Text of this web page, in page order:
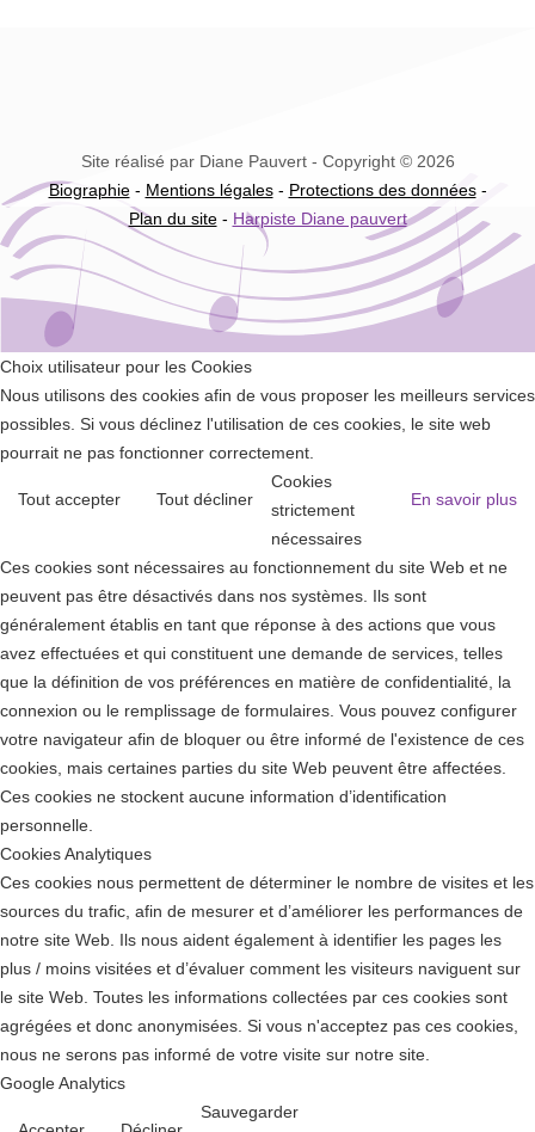
Site réalisé par Diane Pauvert - Copyright © 2026
Biographie- Mentions légales- Protections des données-
Plan du site- Harpiste Diane pauvert
Choix utilisateur pour les Cookies
Nous utilisons des cookies afin de vous proposer les meilleurs services
possibles. Si vous déclinez l'utilisation de ces cookies, le site web
pourrait ne pas fonctionner correctement.
Tout accepter Tout décliner En savoir plus
Cookies
strictement
nécessaires
Ces cookies sont nécessaires au fonctionnement du site Web et ne
peuvent pas être désactivés dans nos systèmes. Ils sont
généralement établis en tant que réponse à des actions que vous
avez effectuées et qui constituent une demande de services, telles
que la définition de vos préférences en matière de confidentialité, la
connexion ou le remplissage de formulaires. Vous pouvez configurer
votre navigateur afin de bloquer ou être informé de l'existence de ces
cookies, mais certaines parties du site Web peuvent être affectées.
Ces cookies ne stockent aucune information d’identification
personnelle.
Cookies Analytiques
Ces cookies nous permettent de déterminer le nombre de visites et les
sources du trafic, afin de mesurer et d’améliorer les performances de
notre site Web. Ils nous aident également à identifier les pages les
plus / moins visitées et d’évaluer comment les visiteurs naviguent sur
le site Web. Toutes les informations collectées par ces cookies sont
agrégées et donc anonymisées. Si vous n'acceptez pas ces cookies,
nous ne serons pas informé de votre visite sur notre site.
Google Analytics
Sauvegarder